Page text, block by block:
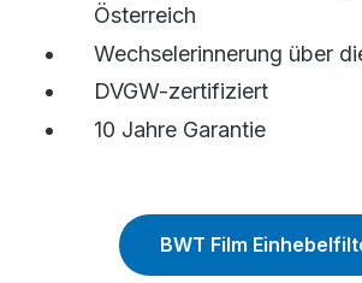
Österreich
Wechselerinnerung über
DVGW-zertifiziert
10 Jahre Garantie
BWT Film